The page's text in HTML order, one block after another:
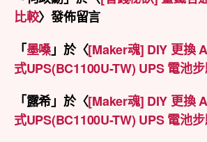
比較〉發佈留言
「墨嗓」於〈[Maker魂] DIY 更換
式UPS(BC1100U-TW) UPS 電池
「露希」於〈[Maker魂] DIY 更換
式UPS(BC1100U-TW) UPS 電池